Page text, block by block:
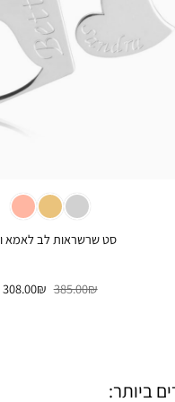
סט שרשראות לב לאמא
385.00₪ המחיר
המקורי
308.00₪
ביותר: